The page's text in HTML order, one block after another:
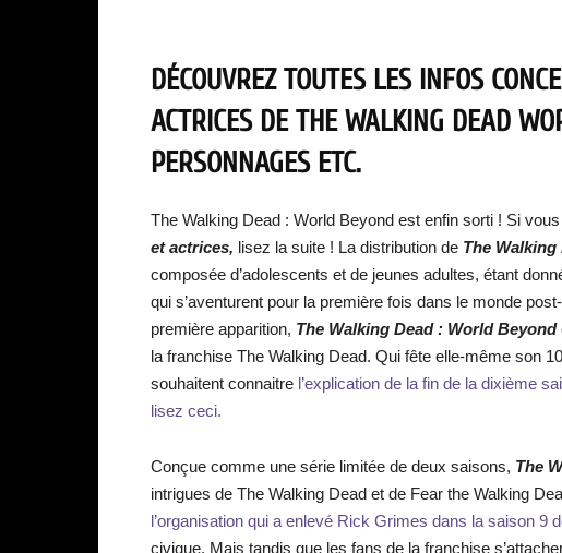
DÉCOUVREZ TOUTES LES INFOS
ACTRICES DE THE WALKING DEAD
PERSONNAGES ETC.
The Walking Dead : World Beyond est enfin sorti ! Si
et actrices, lisez la suite ! La distribution de The
composée d’adolescents et de jeunes adultes, étant
qui s’aventurent pour la première fois dans le monde
première apparition, The Walking Dead : World Beyond
la franchise The Walking Dead. Qui fête elle-même son
souhaitent connaitre l’explication de la fin de la dixième
lisez ceci.
Conçue comme une série limitée de deux saisons, The
intrigues de The Walking Dead et de Fear the Walking
l’organisation qui a enlevé Rick Grimes dans la saison 9
civique. Mais tandis que les fans de la franchise